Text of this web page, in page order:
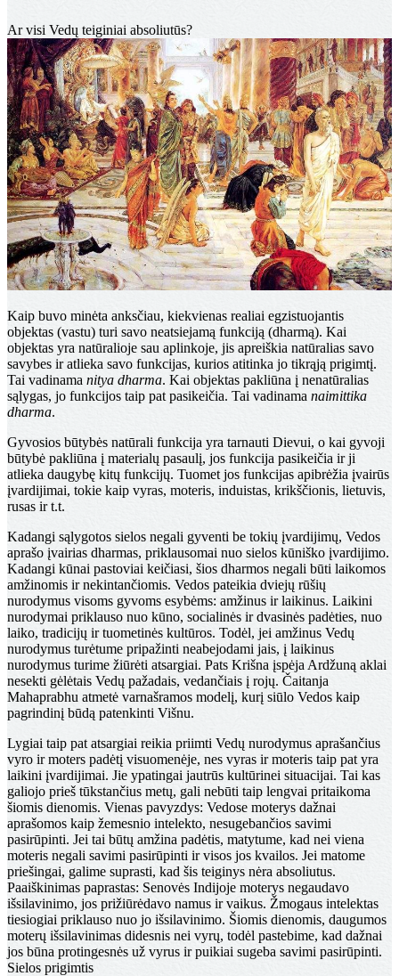
Ar visi Vedų teiginiai absoliutūs?
Kaip buvo minėta anksčiau, kiekvienas realiai egzistuojantis
objektas (vastu) turi savo neatsiejamą funkciją (dharmą). Kai
objektas yra natūralioje sau aplinkoje, jis apreiškia natūralias savo
savybes ir atlieka savo funkcijas, kurios atitinka jo tikrąją prigimtį.
Tai vadinama nitya dharma. Kai objektas pakliūna į nenatūralias
sąlygas, jo funkcijos taip pat pasikeičia. Tai vadinama naimittika
dharma.
Gyvosios būtybės natūrali funkcija yra tarnauti Dievui, o kai gyvoji
būtybė pakliūna į materialų pasaulį, jos funkcija pasikeičia ir ji
atlieka daugybę kitų funkcijų. Tuomet jos funkcijas apibrėžia įvairūs
įvardijimai, tokie kaip vyras, moteris, induistas, krikščionis, lietuvis,
rusas ir t.t.
Kadangi sąlygotos sielos negali gyventi be tokių įvardijimų, Vedos
aprašo įvairias dharmas, priklausomai nuo sielos kūniško įvardijimo.
Kadangi kūnai pastoviai keičiasi, šios dharmos negali būti laikomos
amžinomis ir nekintančiomis. Vedos pateikia dviejų rūšių
nurodymus visoms gyvoms esybėms: amžinus ir laikinus. Laikini
nurodymai priklauso nuo kūno, socialinės ir dvasinės padėties, nuo
laiko, tradicijų ir tuometinės kultūros. Todėl, jei amžinus Vedų
nurodymus turėtume pripažinti neabejodami jais, į laikinus
nurodymus turime žiūrėti atsargiai. Pats Krišna įspėja Ardžuną aklai
nesekti gėlėtais Vedų pažadais, vedančiais į rojų. Čaitanja
Mahaprabhu atmetė varnašramos modelį, kurį siūlo Vedos kaip
pagrindinį būdą patenkinti Višnu.
Lygiai taip pat atsargiai reikia priimti Vedų nurodymus aprašančius
vyro ir moters padėtį visuomenėje, nes vyras ir moteris taip pat yra
laikini įvardijimai. Jie ypatingai jautrūs kultūrinei situacijai. Tai kas
galiojo prieš tūkstančius metų, gali nebūti taip lengvai pritaikoma
šiomis dienomis. Vienas pavyzdys: Vedose moterys dažnai
aprašomos kaip žemesnio intelekto, nesugebančios savimi
pasirūpinti. Jei tai būtų amžina padėtis, matytume, kad nei viena
moteris negali savimi pasirūpinti ir visos jos kvailos. Jei matome
priešingai, galime suprasti, kad šis teiginys nėra absoliutus.
Paaiškinimas paprastas: Senovės Indijoje moterys negaudavo
išsilavinimo, jos prižiūrėdavo namus ir vaikus. Žmogaus intelektas
tiesiogiai priklauso nuo jo išsilavinimo. Šiomis dienomis, daugumos
moterų išsilavinimas didesnis nei vyrų, todėl pastebime, kad dažnai
jos būna protingesnės už vyrus ir puikiai sugeba savimi pasirūpinti.
Sielos prigimtis